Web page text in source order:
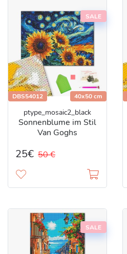
SALE
DBS54012 40x50 cm
ptype_mosaic2_black
Sonnenblume im Stil
Van Goghs
25€ 50 €
SALE